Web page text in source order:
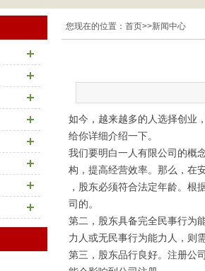
您现在的位置： 首页>>新闻中心
如今，越来越多的人选择创业
给你详细介绍一下。
我们要明白一人有限公司的概
构，提高经营效率。那么，在
，股东必须符合法定年龄。
司的。
第二，股东具备完全民事行为
力人或无民事行为能力人，则
第三，股东品行良好。注册公